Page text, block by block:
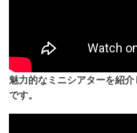
魅力的なミニシアターを紹
です。